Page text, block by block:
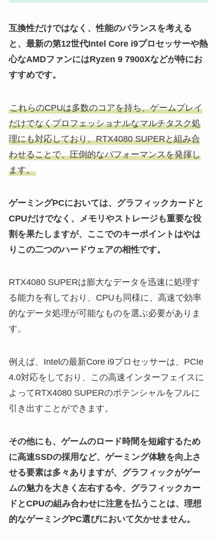
互換性だけではなく、性能のバランスを考える
と、最新の第12世代Intel Core i9プロセッサーや熱
心なAMDファンにはRyzen 9 7900Xなどが特にお
すすめです。
これらのCPUは多数のコアを持ち、ゲームプレイ
だけでなくプロフェッショナルなマルチタスク処
理にも対応しており、RTX4080 SUPERと組み合
わせることで、圧倒的なパフォーマンスを発揮し
ます。
ゲーミングPCにおいては、グラフィックカードと
CPUだけでなく、メモリやストレージも重要な役
割を果たしますが、ここでのキーポイントはやは
りこの二つのハードウェアの相性です。
RTX4080 SUPERは膨大なデータを迅速に処理す
る能力を有しており、CPUも同様に、高速で効率
的なデータ処理が可能なものを選ぶ必要がありま
す。
例えば、Intelの最新Core i9プロセッサーは、PCIe
4.0対応をしており、この高速インターフェイスに
よってRTX4080 SUPERのポテンシャルをフルに
引き出すことができます。
その他にも、ゲームのロード時間を短縮するため
に高速SSDの採用など、ゲーミング体験を向上さ
せる要素は多々ありますが、グラフィックがゲー
ムの魅力を大きく左右する今、グラフィックカー
ドとCPUの組み合わせに注意を払うことは、理想
的なゲーミングPC選びにおいて欠かせません。